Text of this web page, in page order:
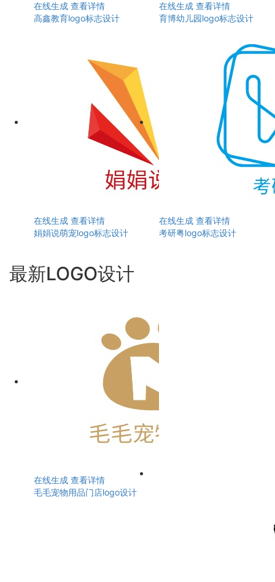
在线生成 查看详情
高鑫教育logo标志设计
在线生成 查看详情
育博幼儿园logo标志设计
在线生成 查看详情
娟娟说萌宠logo标志设计
在线生成 查看详情
考研粤logo标志设计
最新LOGO设计
在线生成 查看详情
毛毛宠物用品门店logo设计